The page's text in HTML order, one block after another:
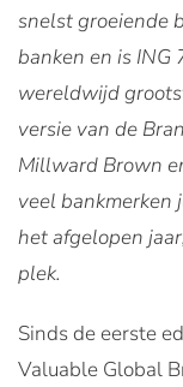
snelst groeiende
banken en is ING
wereldwijd
versie van de
Millward Brown
veel bankmerken
het afgelopen
plek.
Sinds de eerste
Valuable Global